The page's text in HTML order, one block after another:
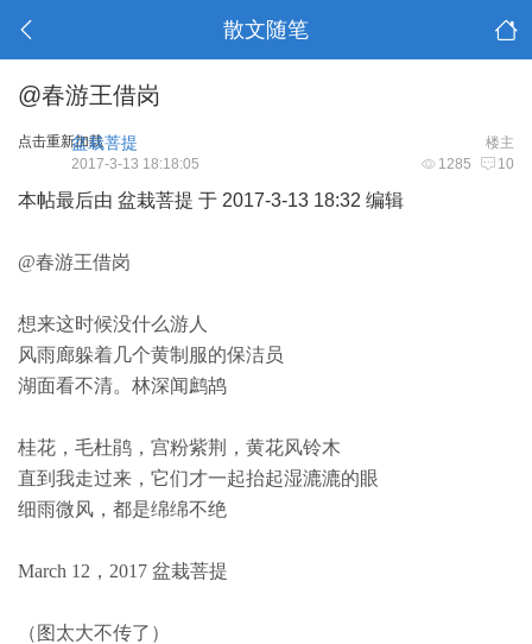
散文随笔
@春游王借岗
点击重新加载 楼主
盆栽菩提
1285 10
2017-3-13 18:18:05
本帖最后由 盆栽菩提 于 2017-3-13 18:32 编辑
@春游王借岗
想来这时候没什么游人
风雨廊躲着几个黄制服的保洁员
湖面看不清。林深闻鹧鸪
桂花，毛杜鹃，宫粉紫荆，黄花风铃木
直到我走过来，它们才一起抬起湿漉漉的眼
细雨微风，都是绵绵不绝
March 12，2017 盆栽菩提
（图太大不传了）